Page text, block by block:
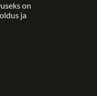
on
ja